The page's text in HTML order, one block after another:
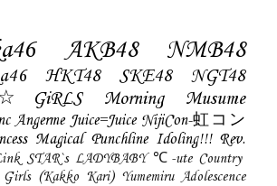
AKB48 NMB48
HKT48 SKE48
NGT48
Morning Musume
Angerme Juice=Juice NijiCon-虹コン
Magical Punchline Idoling!!! Rev.
STAR`s LADYBABY ℃-ute Country
(Kakko Kari) Yumemiru Adolescence